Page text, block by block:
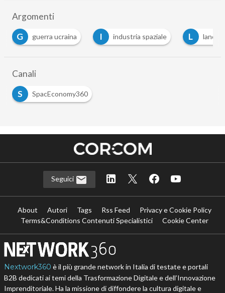
Argomenti
G
guerra ucraina I industria spaziale L lancio
Canali
S
SpacEconomy360
Seguici
About Autori Tags Rss Feed
Privacy e Cookie Policy
Terms&Conditions Contenuti Specialistici
Cookie Center
Nextwork360 è il più grande network in Italia di testate e portali
B2B dedicati ai temi della Trasformazione Digitale e dell’Innovazione
Imprenditoriale. Ha la missione di diffondere la cultura digitale e